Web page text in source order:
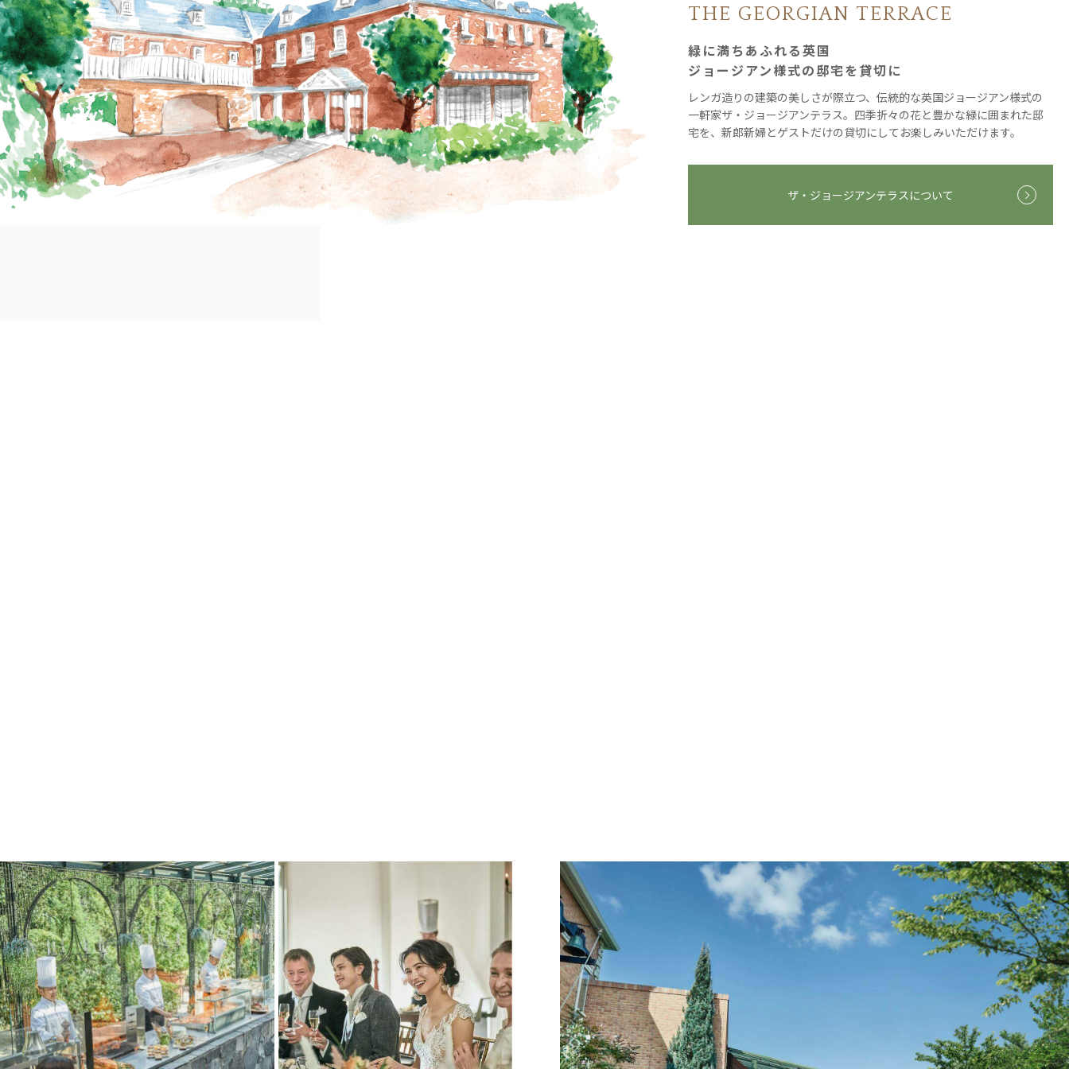
THE GEORGIAN TERRACE
緑に満ちあふれる英国
ジョージアン様式の邸宅を貸切に
レンガ造りの建築の美しさが際立つ、伝統的な英国ジョージアン様式の
一軒家ザ・ジョージアンテラス。四季折々の花と豊かな緑に囲まれた邸
宅を、新郎新婦とゲストだけの貸切にしてお楽しみいただけます。
ザ・ジョージアンテラスについて